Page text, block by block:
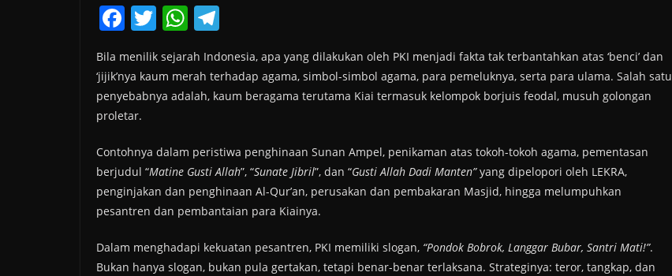
F
c
e
b
o
o
k
T
w
itt
er
W
h
at
s
p
p
el
e
gr
m
Bila menilik sejarah Indonesia, apa yang dilakukan oleh PKI menjadi fakta tak terbantahkan atas ‘benci’ dan
‘jijik’nya kaum merah terhadap agama, simbol-simbol agama, para pemeluknya, serta para ulama. Salah satu
penyebabnya adalah, kaum beragama terutama Kiai termasuk kelompok borjuis feodal, musuh golongan
proletar.
Contohnya dalam peristiwa penghinaan Sunan Ampel, penikaman atas tokoh-tokoh agama, pementasan
berjudul “Matine Gusti Allah”, “Sunate Jibril”, dan “Gusti Allah Dadi Manten”yang dipelopori oleh LEKRA,
penginjakan dan penghinaan Al-Qur’an, perusakan dan pembakaran Masjid, hingga melumpuhkan
pesantren dan pembantaian para Kiainya.
Dalam menghadapi kekuatan pesantren, PKI memiliki slogan, “Pondok Bobrok, Langgar Bubar, Santri Mati!”.
Bukan hanya slogan, bukan pula gertakan, tetapi benar-benar terlaksana. Strateginya: teror, tangkap, dan